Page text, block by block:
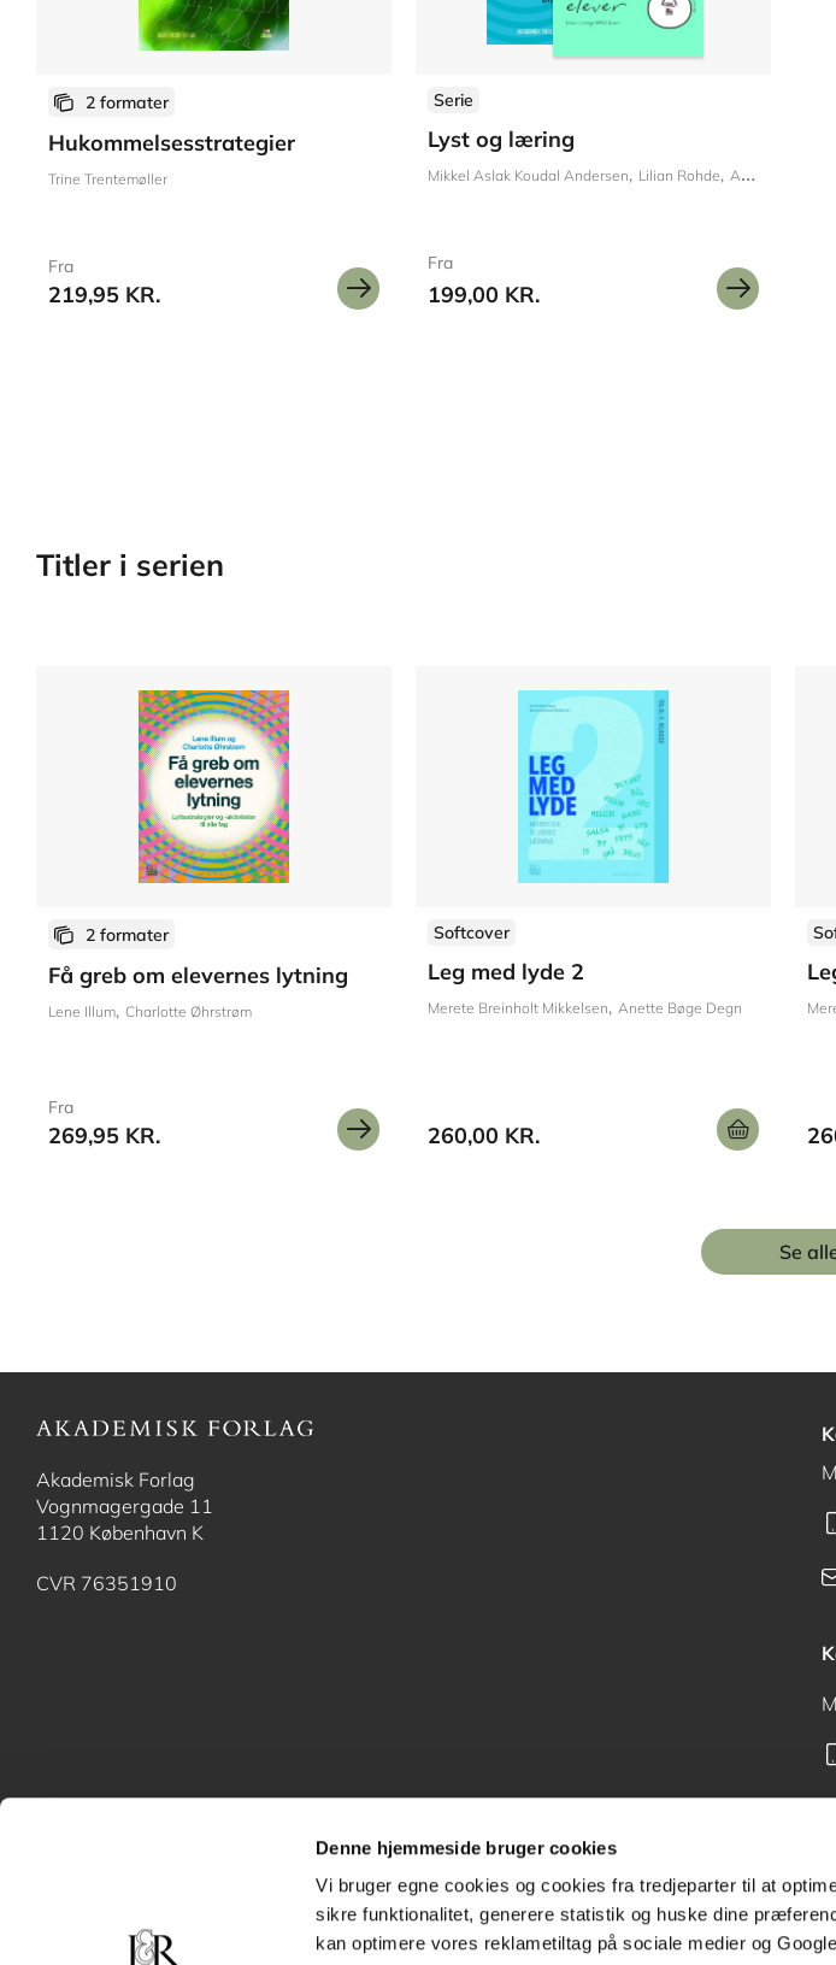
Denne hjemmeside bruger cookies
Vi bruger egne cookies og cookies fra tredjeparter til at
sikre funktionalitet, generere statistik og huske dine
kan optimere vores reklametiltag på sociale medier og
2 formater
Hukommelsesstrategier
Trine Trentemøller
Fra
219,95 KR.
Serie
Lyst og læring
Mikkel Aslak Koudal Andersen Lilian Rohde Anja Lea Olsen
Fra
199,00 KR.
Titler i serien
2 formater
Få greb om elevernes lytning
Lene Illum Charlotte Øhrstrøm
Fra
269,95 KR.
Softcover
Leg med lyde 2
Merete Breinholt Mikkelsen Anette Bøge Degn
260,00 KR.
Se
Akademisk Forlag
Vognmagergade 11
1120 København K
CVR 76351910